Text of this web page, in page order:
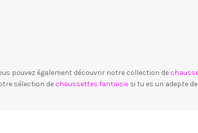
pouvez également découvrir notre collection de
sélection dechaussettes fantaisie si tu es un adepte